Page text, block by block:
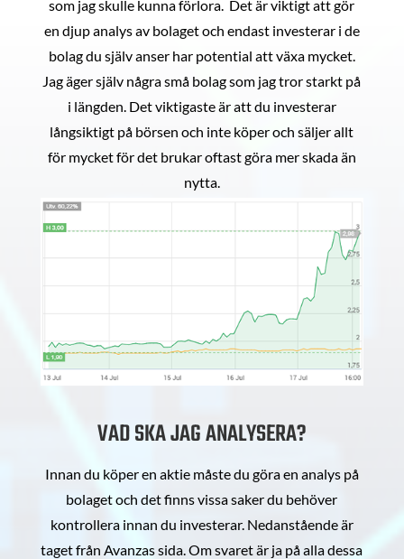
som jag skulle kunna förlora. Det är viktigt att gör
en djup analys av bolaget och endast investerar i de
bolag du själv anser har potential att växa mycket.
Jag äger själv några små bolag som jag tror starkt på
i längden. Det viktigaste är att du investerar
långsiktigt på börsen och inte köper och säljer allt
för mycket för det brukar oftast göra mer skada än
nytta.
VAD SKA JAG ANALYSERA?
Innan du köper en aktie måste du göra en analys på
bolaget och det finns vissa saker du behöver
kontrollera innan du investerar. Nedanstående är
taget från Avanzas sida. Om svaret är ja på alla dessa